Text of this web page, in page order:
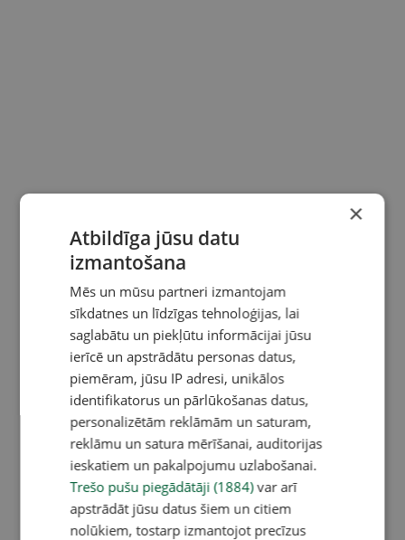
×
Atbildīga jūsu datu
izmantošana
Mēs un mūsu partneri izmantojam
sīkdatnes un līdzīgas tehnoloģijas, lai
saglabātu un piekļūtu informācijai jūsu
ierīcē un apstrādātu personas datus,
piemēram, jūsu IP adresi, unikālos
identifikatorus un pārlūkošanas datus,
personalizētām reklāmām un saturam,
reklāmu un satura mērīšanai, auditorijas
ieskatiem un pakalpojumu uzlabošanai.
Trešo pušu piegādātāji (1884)var arī
apstrādāt jūsu datus šiem un citiem
nolūkiem, tostarp izmantojot precīzus